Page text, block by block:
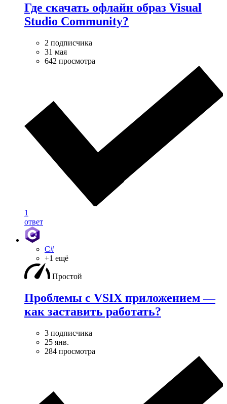
Где скачать офлайн образ Visual
Studio Community?
2 подписчика
31 мая
642 просмотра
1
ответ
C#
+1 ещё
Простой
Проблемы с VSIX приложением —
как заставить работать?
3 подписчика
25 янв.
284 просмотра